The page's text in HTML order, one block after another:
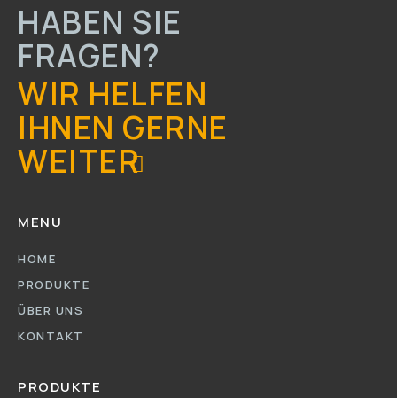
HABEN SIE
FRAGEN?
WIR HELFEN
IHNEN GERNE
WEITER
MENU
HOME
PRODUKTE
ÜBER UNS
KONTAKT
PRODUKTE